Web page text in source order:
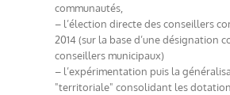
communautés,
– l’élection directe des conseillers
2014 (sur la base d’une désignation
conseillers municipaux)
– l’expérimentation puis la
"territoriale" consolidant les